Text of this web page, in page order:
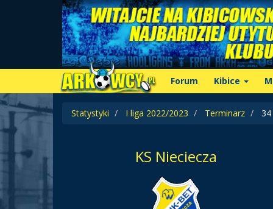
Forum Kibice
Statystyki I liga 2022/2023 Terminarz
KS Nieciecza